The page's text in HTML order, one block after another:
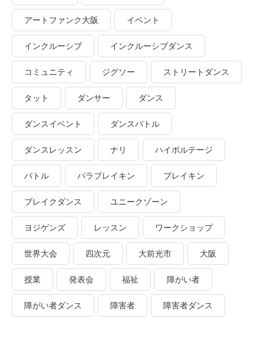
アートファンク大阪 イベント
インクルーシブ インクルーシブダンス
コミュニティ ジグソー ストリートダンス
タット ダンサー ダンス
ダンスイベント ダンスバトル
ダンスレッスン ナリ ハイボルテージ
バトル パラブレイキン ブレイキン
ブレイクダンス ユニークゾーン
ヨジゲンズ レッスン ワークショップ
世界大会 四次元 大前光市 大阪
授業 発表会 福祉 障がい者
障がい者ダンス 障害者 障害者ダンス